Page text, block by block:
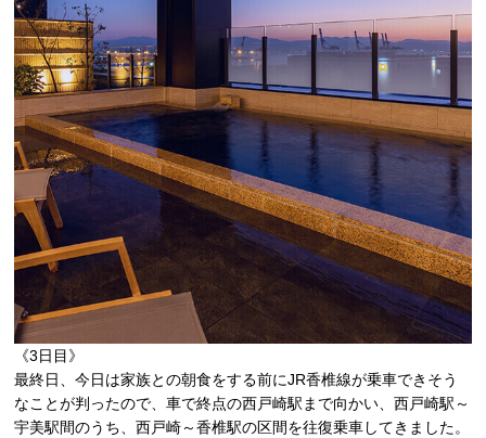
《3日目》
最終日、今日は家族との朝食をする前にJR香椎線が乗車できそう
なことが判ったので、車で終点の西戸崎駅まで向かい、西戸崎駅～
宇美駅間のうち、西戸崎～香椎駅の区間を往復乗車してきました。